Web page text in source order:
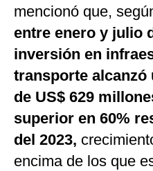
mencionó que,
entre enero y julio
inversión en
transporte alcanzó
de US$ 629
superior en 60%
del 2023,
encima de los que